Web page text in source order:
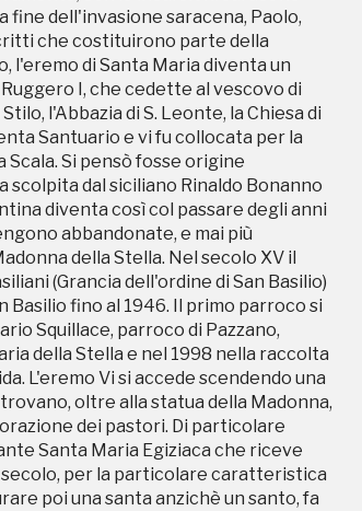
fine dell'invasione saracena, Paolo,
che costituirono parte della
l'eremo di Santa Maria diventa un
I, che cedette al vescovo di
l'Abbazia di S. Leonte, la Chiesa di
Santuario e vi fu collocata per la
Si pensò fosse origine
dal siciliano Rinaldo Bonanno
diventa così col passare degli anni
abbandonate, e mai più
della Stella. Nel secolo XV il
(Grancia dell'ordine di San Basilio)
Basilio fino al 1946. Il primo parroco si
Squillace, parroco di Pazzano,
della Stella e nel 1998 nella raccolta
L'eremo Vi si accede scendendo una
oltre alla statua della Madonna,
dei pastori. Di particolare
Santa Maria Egiziaca che riceve
secolo, per la particolare caratteristica
poi una santa anzichè un santo, fa
dal siciliano Rinaldo Bonanno
diventa così col passare degli anni
abbandonate, e mai più
della Stella. Nel secolo XV il
(Grancia dell'ordine di San Basilio)
fino al 1946. Il primo parroco si
Squillace, parroco di Pazzano,
della Stella e nel 1998 nella raccolta
L'eremo Vi si accede scendendo una
oltre alla statua della Madonna,
dei pastori. Di particolare
Santa Maria Egiziaca che riceve
per la particolare caratteristica
poi una santa anzichè un santo, fa
All'interno della grotta vi sono
la pietà.